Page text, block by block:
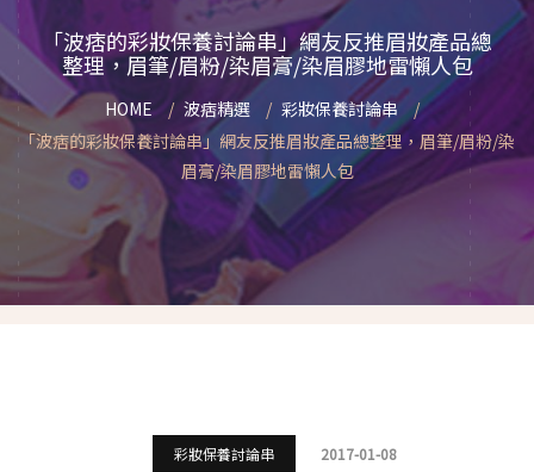
「波痞的彩妝保養討論串」網友反推眉妝產品總
整理，眉筆/眉粉/染眉膏/染眉膠地雷懶人包
HOME 波痞精選
彩妝保養討論串
「波痞的彩妝保養討論串」網友反推眉妝產品總整理，眉筆/眉粉/染
眉膏/染眉膠地雷懶人包
彩妝保養討論串 2017-01-08